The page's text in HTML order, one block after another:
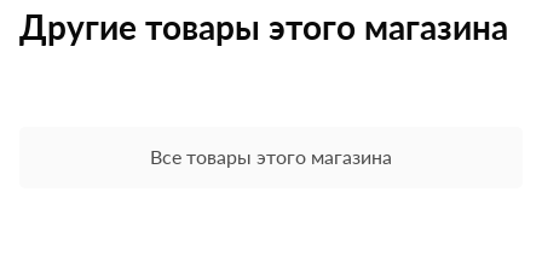
Другие товары этого магазина
Все товары этого магазина